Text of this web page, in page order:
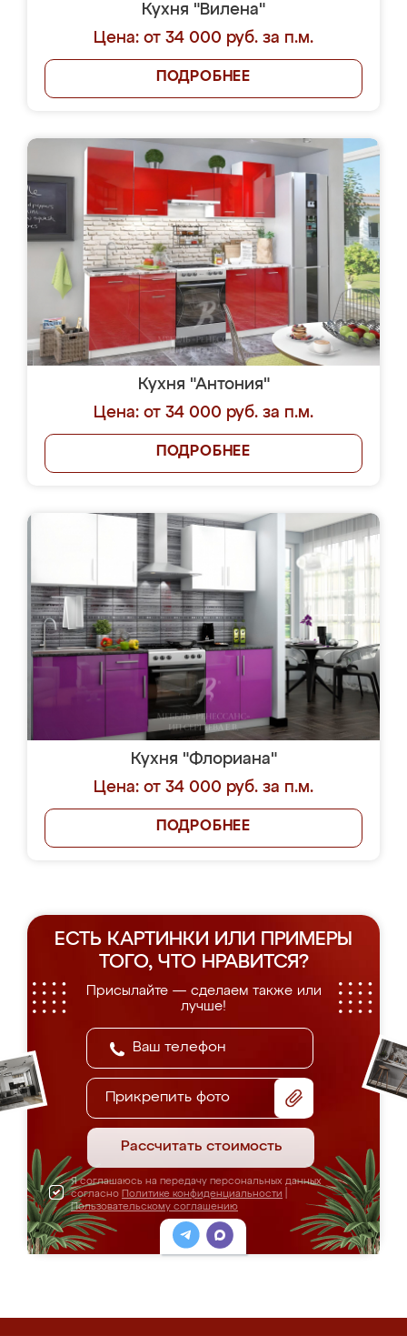
Кухня "Вилена"
Цена: от 34 000 руб. за п.м.
ПОДРОБНЕЕ
Кухня "Антония"
Цена: от 34 000 руб. за п.м.
ПОДРОБНЕЕ
Кухня "Флориана"
Цена: от 34 000 руб. за п.м.
ПОДРОБНЕЕ
ЕСТЬ КАРТИНКИ ИЛИ ПРИМЕРЫ
ТОГО, ЧТО НРАВИТСЯ?
Присылайте — сделаем также или
лучше!
Прикрепить фото
Рассчитать стоимость
Я соглашаюсь на передачу персональных данных
согласно Политике конфиденциальности
Пользовательскому соглашению